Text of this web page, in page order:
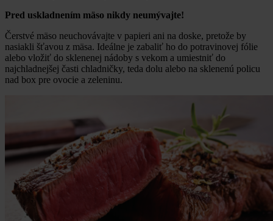
Pred uskladnením mäso nikdy neumývajte!
Čerstvé mäso neuchovávajte v papieri ani na doske, pretože by
nasiakli šťavou z mäsa. Ideálne je zabaliť ho do potravinovej fólie
alebo vložiť do sklenenej nádoby s vekom a umiestniť do
najchladnejšej časti chladničky, teda dolu alebo na sklenenú policu
nad box pre ovocie a zeleninu.